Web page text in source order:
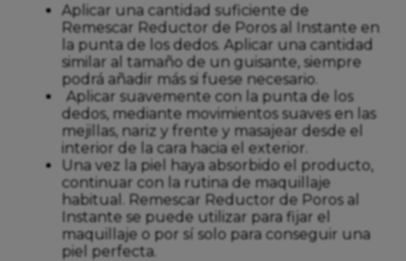
Aplicar una cantidad suficiente de
Remescar Reductor de Poros al Instante en
la punta de los dedos. Aplicar una cantidad
similar al tamaño de un guisante, siempre
podrá añadir más si fuese necesario.
Aplicar suavemente con la punta de los
dedos, mediante movimientos suaves en las
mejillas, nariz y frente y masajear desde el
interior de la cara hacia el exterior.
Una vez la piel haya absorbido el producto,
continuar con la rutina de maquillaje
habitual. Remescar Reductor de Poros al
Instante se puede utilizar para fijar el
maquillaje o por sí solo para conseguir una
piel perfecta.